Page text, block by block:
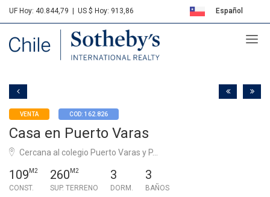
UF Hoy: 40.844,79 US $ Hoy: 913,86 Español
Sotheby's
VENTA COD: 162.826
Casa en Puerto Varas
Cercana al colegio Puerto Varas y P...
109 M2
CONST.
260 M2
SUP. TERRENO
3
DORM.
3
BAÑOS